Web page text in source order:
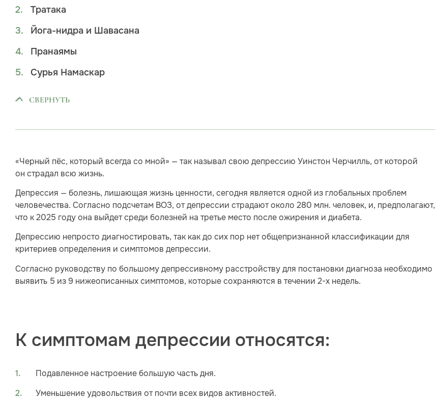
Тратака
Йога-нидра и Шавасана
Пранаямы
Сурья Намаскар
СВЕРНУТЬ
«Черный пёс, который всегда со мной» — так называл свою депрессию Уинстон Черчилль, от которой
он страдал всю жизнь.
Депрессия — болезнь, лишающая жизнь ценности, сегодня является одной из глобальных проблем
человечества. Согласно подсчетам ВОЗ, от депрессии страдают около 280 млн. человек, и, предполагают,
что к 2025 году она выйдет среди болезней на третье место после ожирения и диабета.
Депрессию непросто диагностировать, так как до сих пор нет общепризнанной классификации для
критериев определения и симптомов депрессии.
Согласно руководству по большому депрессивному расстройству для постановки диагноза необходимо
выявить 5 из 9 нижеописанных симптомов, которые сохраняются в течении 2-х недель.
К симптомам депрессии относятся:
Подавленное настроение большую часть дня.
Уменьшение удовольствия от почти всех видов активностей.